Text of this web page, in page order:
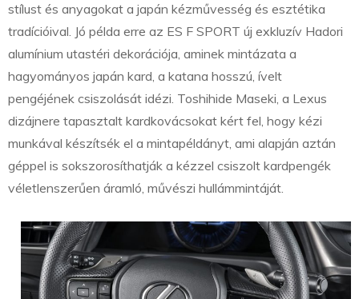
stílust és anyagokat a japán kézművesség és esztétika
tradícióival. Jó példa erre az ES F SPORT új exkluzív Hadori
alumínium utastéri dekorációja, aminek mintázata a
hagyományos japán kard, a katana hosszú, ívelt
pengéjének csiszolását idézi. Toshihide Maseki, a Lexus
dizájnere tapasztalt kardkovácsokat kért fel, hogy kézi
munkával készítsék el a mintapéldányt, ami alapján aztán
géppel is sokszorosíthatják a kézzel csiszolt kardpengék
véletlenszerűen áramló, művészi hullámmintáját.